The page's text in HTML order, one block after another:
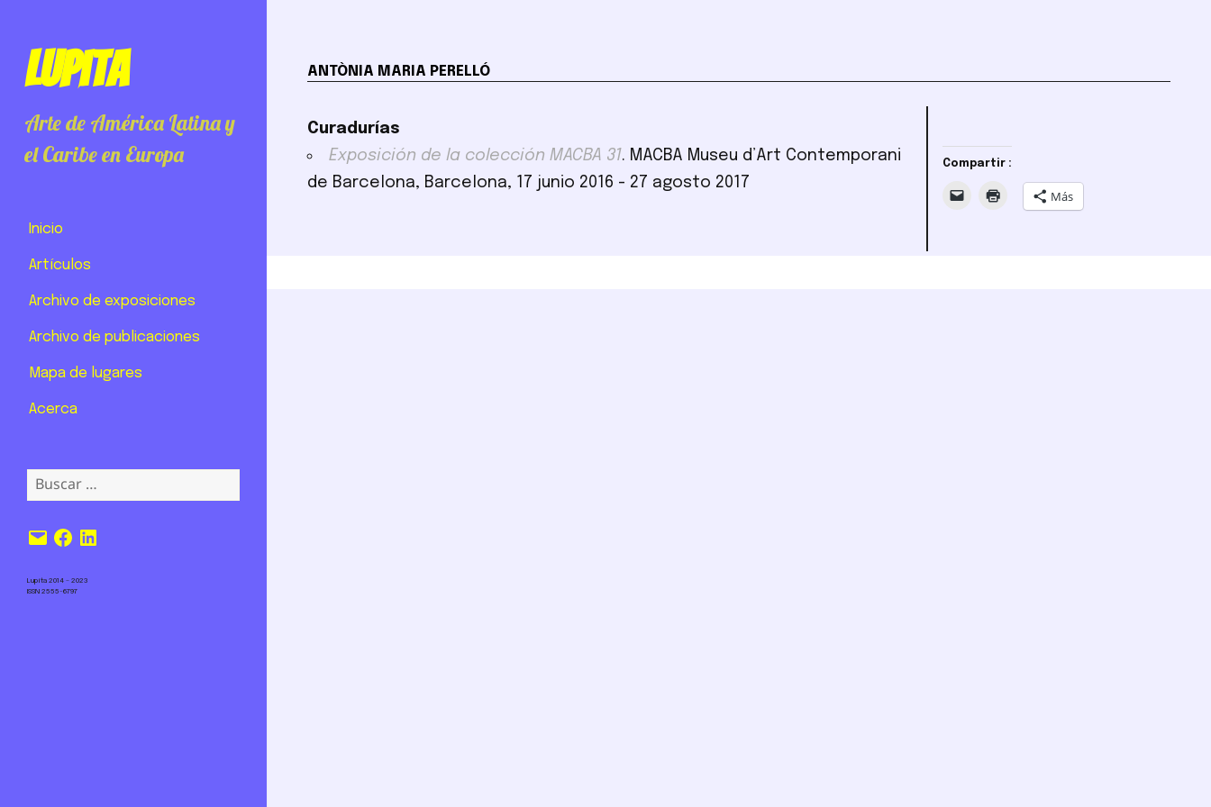
Lupita
Arte de América Latina y
el Caribe en Europa
Inicio
Artículos
Archivo de exposiciones
Archivo de publicaciones
Mapa de lugares
Acerca
Buscar:
Correo
electrónico
Facebook
LinkedIn
Lupita 2014 – 2023
ISSN 2555-6797
ANTÒNIA MARIA PERELLÓ
Curadurías
Exposición de la colección MACBA 31. MACBA Museu d’Art Contemporani
de Barcelona, Barcelona, 17 junio 2016 - 27 agosto 2017
Compartir :
Más